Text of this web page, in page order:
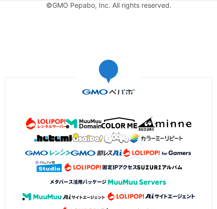
©GMO Pepabo, Inc. All rights reserved.